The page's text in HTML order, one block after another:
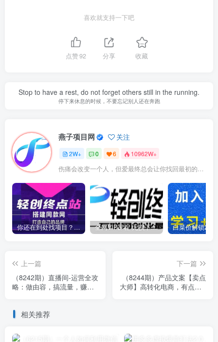
喜欢就支持一下吧
点赞92 分享 收藏
Stop to have a rest, do not forget others still in the running.
停下来休息的时候，不要忘记别人还在奔跑
燕子项目网 关注
2W+ 0 6 10962W+
伤痛会改变一个人，但爱最终总会让你找回最初的自己
你还在到处找项目？还在当韭菜？我靠卖项目一个月收入5万+，曾经我也是个失败者。 全网VIP课程 无损下载~
上一篇
（8242期）直播间-运营全攻
略：做由容，搞流量，赚收
下一篇
（8244期）产品文案【卖点
大师】高转化电商，有点牛X
相关推荐